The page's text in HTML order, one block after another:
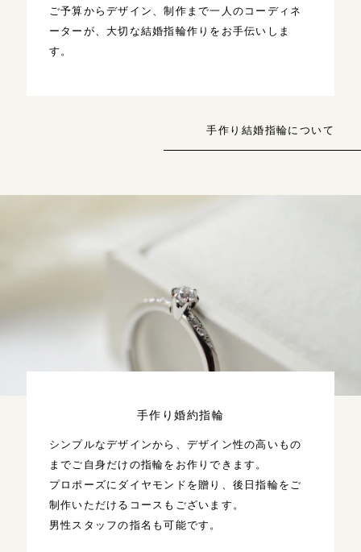
ご予算からデザイン、制作まで一人のコーディネ
ーターが、大切な結婚指輪作りをお手伝いしま
す。
手作り結婚指輪について
手作り婚約指輪
シンプルなデザインから、デザイン性の高いもの
までご自身だけの指輪をお作りできます。
プロポーズにダイヤモンドを贈り、後日指輪をご
制作いただけるコースもございます。
男性スタッフの指名も可能です。